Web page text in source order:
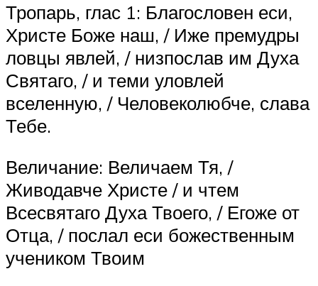
Тропарь, глас 1: Благословен еси,
Христе Боже наш, / Иже премудры
ловцы явлей, / низпослав им Духа
Святаго, / и теми уловлей
вселенную, / Человеколюбче, слава
Тебе.
Величание: Величаем Тя, /
Живодавче Христе / и чтем
Всесвятаго Духа Твоего, / Егоже от
Отца, / послал еси божественным
учеником Твоим